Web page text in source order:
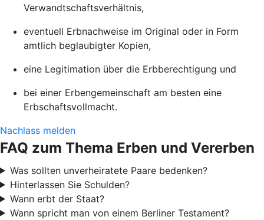
Verwandtschaftsverhältnis,
eventuell Erbnachweise im Original oder in Form
amtlich beglaubigter Kopien,
eine Legitimation über die Erbberechtigung und
bei einer Erbengemeinschaft am besten eine
Erbschaftsvollmacht.
Nachlass melden
FAQ zum Thema Erben und Vererben
Was sollten unverheiratete Paare bedenken?
Hinterlassen Sie Schulden?
Wann erbt der Staat?
Wann spricht man von einem Berliner Testament?